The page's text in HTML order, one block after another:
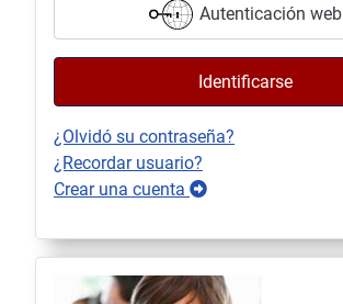
Autenticación web
Identificarse
¿Olvidó su contraseña?
¿Recordar usuario?
Crear una cuenta